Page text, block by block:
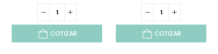
COTIZAR COTIZAR